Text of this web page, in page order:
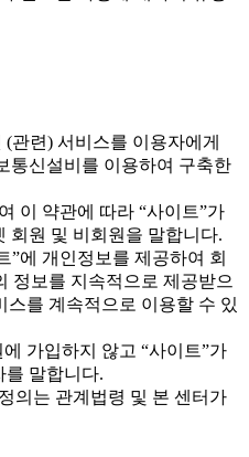
관련) 서비스를 이용자에게
통신설비를 이용하여 구축한
이 약관에 따라 “사이트”가
회원 및 비회원을 말합니다.
”에 개인정보를 제공하여 회
정보를 지속적으로 제공받으
스를 계속적으로 이용할 수 있
가입하지 않고 “사이트”가
를 말합니다.
의는 관계법령 및 본 센터가